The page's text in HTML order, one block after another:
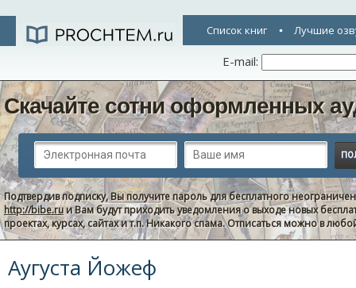
Список книг Лучшие
E-mail:
Скачайте сотни оформленных
Подтвердив подписку, Вы получите пароль для бесплатного
http://bibe.ruи Вам будут приходить уведомления о выходе новых
проектах, курсах, сайтах и т.п. Никакого спама. Отписаться можно в
Аугуста Йожеф